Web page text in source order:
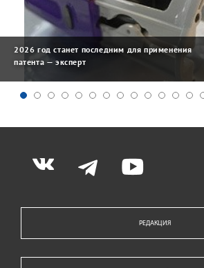
2026 год станет последним для применения
патента — эксперт
РЕДАКЦИЯ